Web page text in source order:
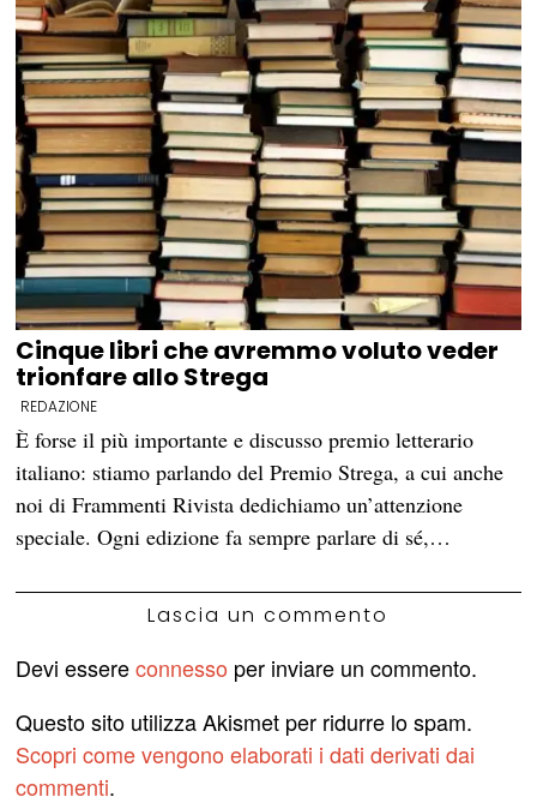
Cinque libri che avremmo voluto veder
trionfare allo Strega
REDAZIONE
È forse il più importante e discusso premio letterario
italiano: stiamo parlando del Premio Strega, a cui anche
noi di Frammenti Rivista dedichiamo un’attenzione
speciale. Ogni edizione fa sempre parlare di sé,…
Lascia un commento
Devi essereconnesso per inviare un commento.
Questo sito utilizza Akismet per ridurre lo spam.
Scopri come vengono elaborati i dati derivati dai
commenti.